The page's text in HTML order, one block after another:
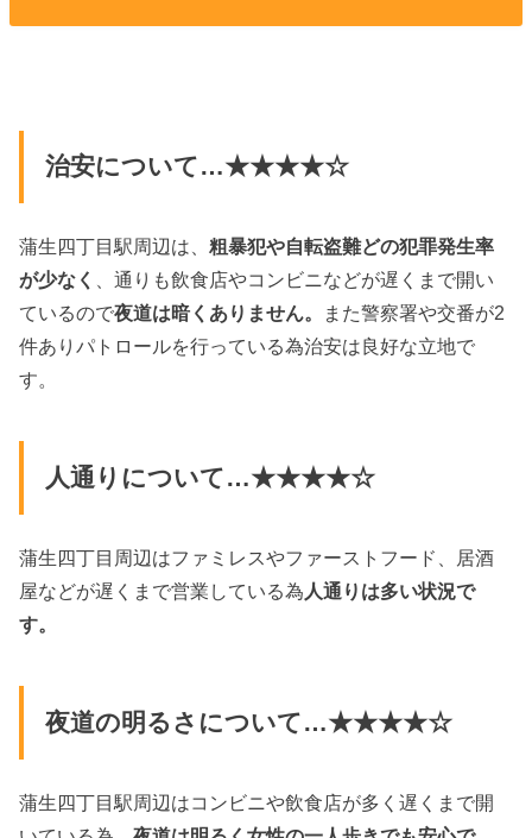
治安について…★★★★☆
蒲生四丁目駅周辺は、粗暴犯や自転盗難どの犯罪発生率
が少なく
、通りも飲食店やコンビニなどが遅くまで開い
ているので夜道は暗くありません。
また警察署や交番が2
件ありパトロールを行っている為治安は良好な立地で
す。
人通りについて…★★★★☆
蒲生四丁目周辺はファミレスやファーストフード、居酒
屋などが遅くまで営業している為 人通りは多い状況で
す。
夜道の明るさについて…★★★★☆
蒲生四丁目駅周辺はコンビニや飲食店が多く遅くまで開